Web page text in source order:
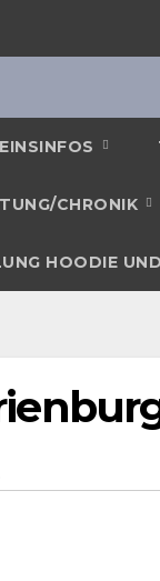
CHRONIK
HOODIE